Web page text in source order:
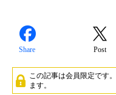
Share Post
この記事は会員限定です。
ます。